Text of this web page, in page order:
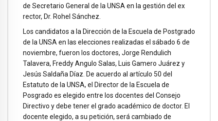
de Secretario General de la UNSA en la gestión del ex
rector, Dr. Rohel Sánchez.
Los candidatos a la Dirección de la Escuela de Postgrado
de la UNSA en las elecciones realizadas el sábado 6 de
noviembre, fueron los doctores, Jorge Rendulich
Talavera, Freddy Angulo Salas, Luis Gamero Juárez y
Jesús Saldaña Díaz. De acuerdo al artículo 50 del
Estatuto de la UNSA, el Director de la Escuela de
Posgrado es elegido entre los docentes del Consejo
Directivo y debe tener el grado académico de doctor. El
docente elegido, a su petición, será cambiado de